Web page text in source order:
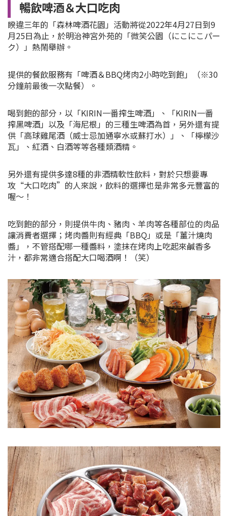
暢飲啤酒＆大口吃肉
睽違三年的「森林啤酒花園」活動將從2022年4月27日到9
月25日為止，於明治神宮外苑的 「微笑公園（にこにこパー
ク）」熱鬧舉辦。
提供的餐飲服務有「啤酒＆BBQ烤肉2小時吃到飽」（※30
分鐘前最後一次點餐）。
喝到飽的部分，以「KIRIN一番搾生啤酒」、「KIRIN一番
搾黑啤酒」以及「海尼根」的三種生啤酒為首，另外還有提
供「高球雞尾酒（威士忌加通寧水或蘇打水）」、「檸檬沙
瓦」、紅酒、白酒等等各種類酒精。
另外還有提供多達8種的非酒精軟性飲料，對於只想要專
攻“大口吃肉”的人來說，飲料的選擇也是非常多元豐富的
喔～！
吃到飽的部分，則提供牛肉、豬肉、羊肉等各種部位的肉品
讓消費者選擇；烤肉醬則有經典「BBQ」或是「薑汁燒肉
醬」，不管搭配哪一種醬料，塗抹在烤肉上吃起來鹹香多
汁，都非常適合搭配大口喝酒啊！（笑）